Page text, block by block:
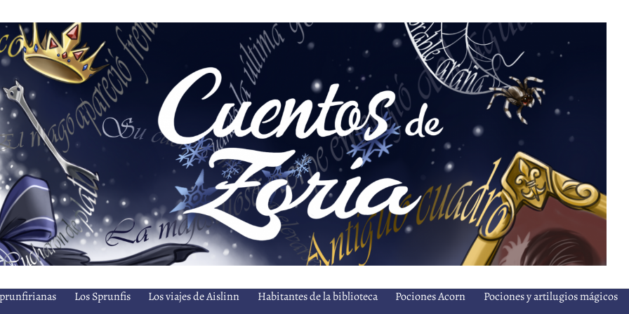
Los Sprunfis Los viajes de Aislinn Habitantes de la biblioteca Pociones Acorn
Pociones y artilugios mágicos